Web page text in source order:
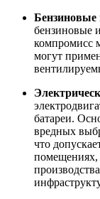
Бензиновые
бензиновые
компромисс
могут
батареи.
вредных
что
помещениях,